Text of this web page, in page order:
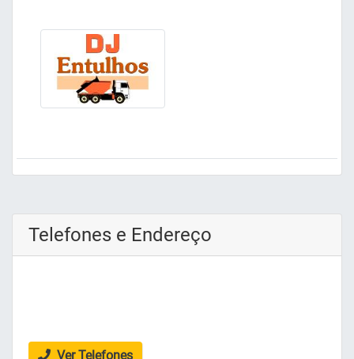
Telefones e Endereço
Ver Telefones